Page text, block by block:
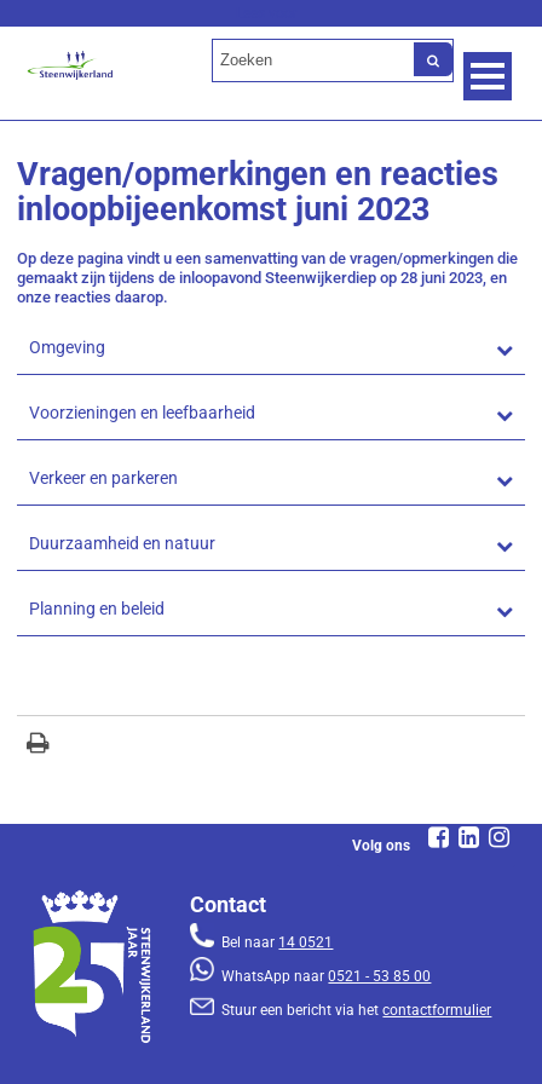
Vragen/opmerkingen en reacties
inloopbijeenkomst juni 2023
Op deze pagina vindt u een samenvatting van de vragen/opmerkingen die
gemaakt zijn tijdens de inloopavond Steenwijkerdiep op 28 juni 2023, en
onze reacties daarop.
Omgeving
Voorzieningen en leefbaarheid
Verkeer en parkeren
Duurzaamheid en natuur
Planning en beleid
Volg ons
Contact
Bel naar 14 0521
WhatsApp naar0521 - 53 85 00
Stuur een bericht via hetcontactformulier